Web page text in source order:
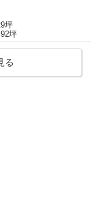
坪
坪
る